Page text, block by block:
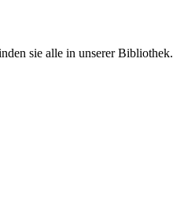
sie alle in unserer Bibliothek.